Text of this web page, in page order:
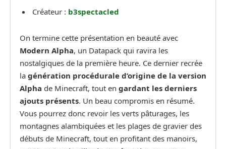
Créateur : b3spectacled
On termine cette présentation en beauté avec
Modern Alpha, un Datapack qui ravira les
nostalgiques de la première heure. Ce dernier recrée
la génération procédurale d’origine de la version
Alpha de Minecraft, tout en gardant les derniers
ajouts présents. Un beau compromis en résumé.
Vous pourrez donc revoir les verts pâturages, les
montagnes alambiquées et les plages de gravier des
débuts de Minecraft, tout en profitant des manoirs,